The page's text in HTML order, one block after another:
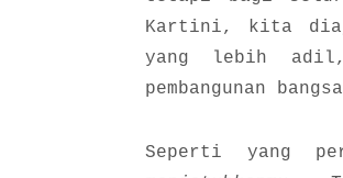
Kartini, kita
yang lebih adil,
pembangunan
Seperti yang